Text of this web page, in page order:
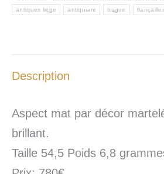
antiques liege antiquiare bague
Description
Aspect mat par décor
brillant.
Taille 54,5 Poids 6,8